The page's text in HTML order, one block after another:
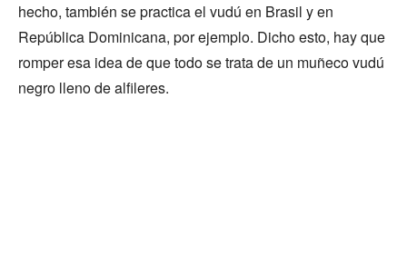
hecho, también se practica el vudú en Brasil y en
República Dominicana, por ejemplo. Dicho esto, hay que
romper esa idea de que todo se trata de un muñeco vudú
negro lleno de alfileres.